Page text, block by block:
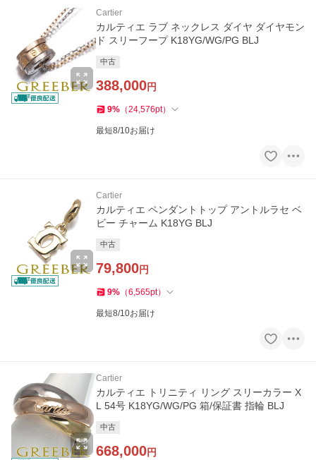
Cartier
カルティエ ラブ ネックレス ダイヤ ダイヤモン
ド スリーフープ K18YG/WG/PG BLJ
中古
388,000円
9% （24,576pt）
最短8/10お届け
Cartier
カルティエ ペンダントトップ アントルラセ ベ
ビー チャーム K18YG BLJ
中古
79,800円
9% （6,565pt）
最短8/10お届け
Cartier
カルティエ トリニティ リング スリーカラー X
L 54号 K18YG/WG/PG 箱/保証書 指輪 BLJ
中古
668,000円